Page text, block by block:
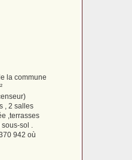
la commune
, 2 salles
,terrasses
sol .
942 où